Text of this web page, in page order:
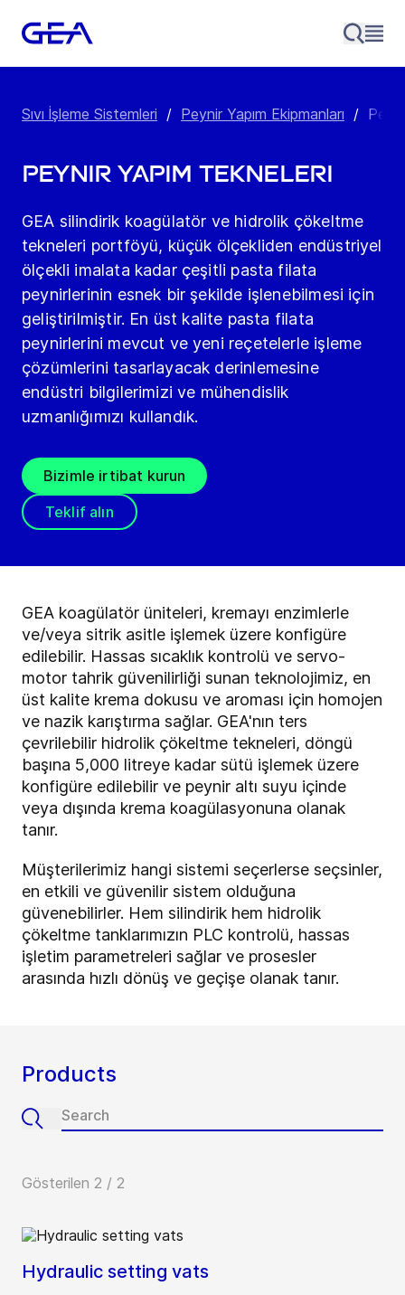
Sıvı İşleme Sistemleri / Peynir Yapım Ekipmanları /
Peynir Yapım Tekneleri
GEA silindirik koagülatör ve hidrolik çökeltme
tekneleri portföyü, küçük ölçekliden endüstriyel
ölçekli imalata kadar çeşitli pasta filata
peynirlerinin esnek bir şekilde işlenebilmesi için
geliştirilmiştir. En üst kalite pasta filata
peynirlerini mevcut ve yeni reçetelerle işleme
çözümlerini tasarlayacak derinlemesine
endüstri bilgilerimizi ve mühendislik
uzmanlığımızı kullandık.
Bizimle irtibat kurun
Teklif alın
GEA koagülatör üniteleri, kremayı enzimlerle
ve/veya sitrik asitle işlemek üzere konfigüre
edilebilir. Hassas sıcaklık kontrolü ve servo-
motor tahrik güvenilirliği sunan teknolojimiz, en
üst kalite krema dokusu ve aroması için homojen
ve nazik karıştırma sağlar. GEA'nın ters
çevrilebilir hidrolik çökeltme tekneleri, döngü
başına 5,000 litreye kadar sütü işlemek üzere
konfigüre edilebilir ve peynir altı suyu içinde
veya dışında krema koagülasyonuna olanak
tanır.
Müşterilerimiz hangi sistemi seçerlerse seçsinler,
en etkili ve güvenilir sistem olduğuna
güvenebilirler. Hem silindirik hem hidrolik
çökeltme tanklarımızın PLC kontrolü, hassas
işletim parametreleri sağlar ve prosesler
arasında hızlı dönüş ve geçişe olanak tanır.
Products
Gösterilen 2 / 2
Hydraulic setting vats